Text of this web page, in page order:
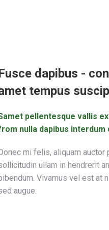
dapibus -
tempus
pellentesque vallis
nulla dapibus interdum
mi felis, aliquam auctor
ullam in hendrerit
Vivamus vel est at
augue.